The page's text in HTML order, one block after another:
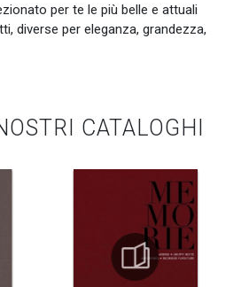
per te le più belle e attuali
diverse per eleganza, grandezza,
CATALOGHI